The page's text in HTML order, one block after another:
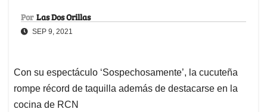
Por Las Dos Orillas
SEP 9, 2021
Con su espectáculo ‘Sospechosamente’, la cucuteña
rompe récord de taquilla además de destacarse en la
cocina de RCN